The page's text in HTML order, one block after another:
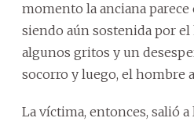
momento la anciana parece
siendo aún sostenida por el
algunos gritos y un
socorro y luego, el hombre
La víctima, entonces, salió